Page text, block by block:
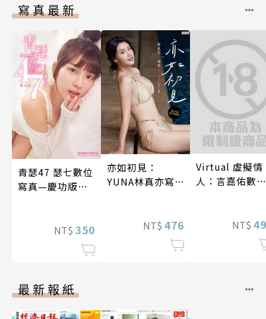
寫真最新
青瑟47 瑟七數位
寫真—慶功版
NT$ 350
亦如初見：
YUNA林真亦寫
NT$ 476
Virtual 虛擬情
人：言嘉佑數位
NT$
最新報紙